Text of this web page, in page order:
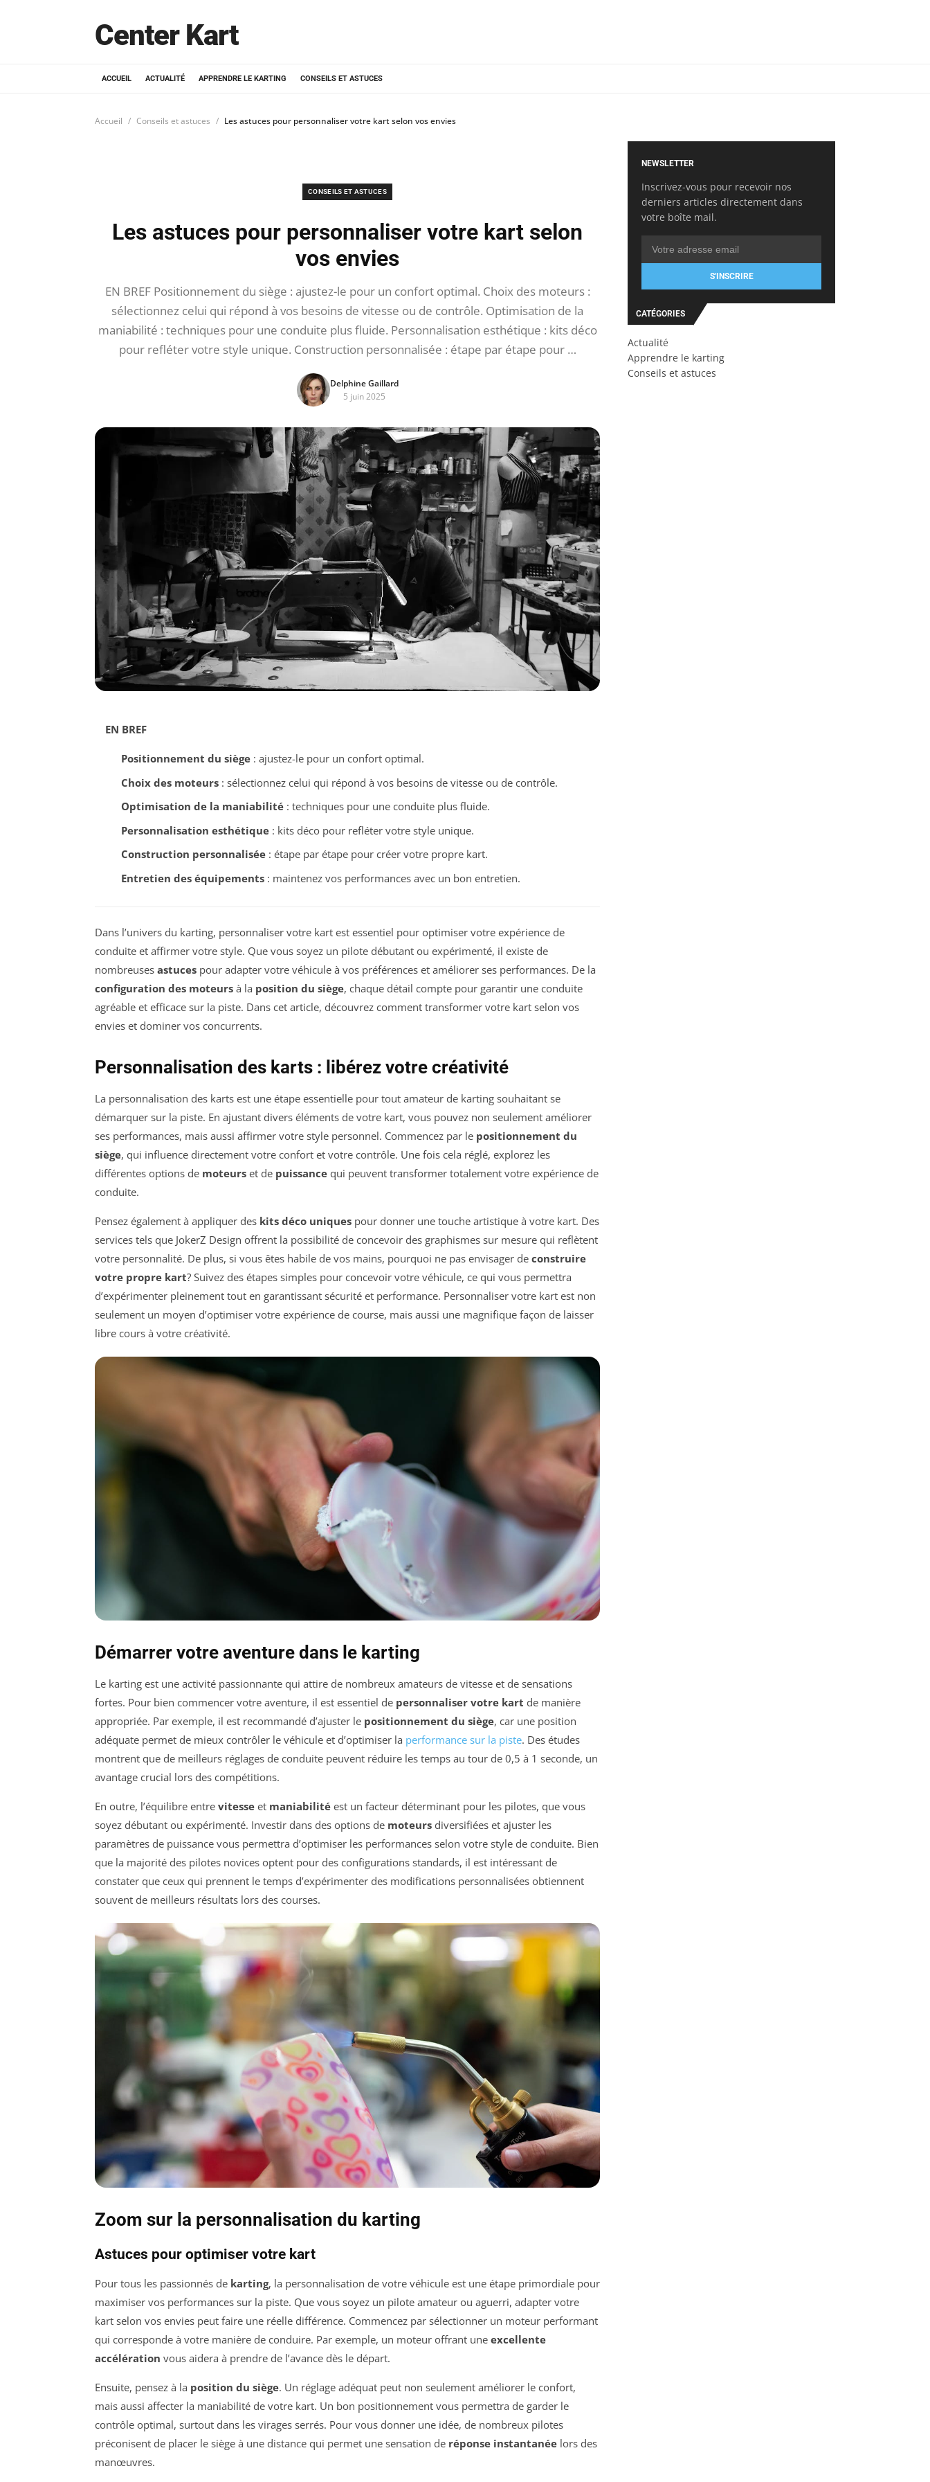
Center Kart
ACCUEIL ACTUALITÉ APPRENDRE LE KARTING CONSEILS ET ASTUCES
Accueil Conseils et astuces Les astuces pour personnaliser votre kart selon vos envies
CONSEILS ET ASTUCES
Les astuces pour personnaliser votre kart selon
vos envies
EN BREF Positionnement du siège : ajustez-le pour un confort optimal. Choix des moteurs :
sélectionnez celui qui répond à vos besoins de vitesse ou de contrôle. Optimisation de la
maniabilité : techniques pour une conduite plus fluide. Personnalisation esthétique : kits déco
pour refléter votre style unique. Construction personnalisée : étape par étape pour …
Delphine Gaillard
5 juin 2025
EN BREF
Positionnement du siège: ajustez-le pour un confort optimal.
Choix des moteurs: sélectionnez celui qui répond à vos besoins de vitesse ou de contrôle.
Optimisation de la maniabilité: techniques pour une conduite plus fluide.
Personnalisation esthétique: kits déco pour refléter votre style unique.
Construction personnalisée: étape par étape pour créer votre propre kart.
Entretien des équipements: maintenez vos performances avec un bon entretien.
Dans l’univers du karting, personnaliser votre kart est essentiel pour optimiser votre expérience de
conduite et affirmer votre style. Que vous soyez un pilote débutant ou expérimenté, il existe de
nombreuses astuces pour adapter votre véhicule à vos préférences et améliorer ses performances. De la
configuration des moteurs à la position du siège, chaque détail compte pour garantir une conduite
agréable et efficace sur la piste. Dans cet article, découvrez comment transformer votre kart selon vos
envies et dominer vos concurrents.
Personnalisation des karts : libérez votre créativité
La personnalisation des karts est une étape essentielle pour tout amateur de karting souhaitant se
démarquer sur la piste. En ajustant divers éléments de votre kart, vous pouvez non seulement améliorer
ses performances, mais aussi affirmer votre style personnel. Commencez par le positionnement du
siège, qui influence directement votre confort et votre contrôle. Une fois cela réglé, explorez les
différentes options de moteurs et de puissance qui peuvent transformer totalement votre expérience de
conduite.
Pensez également à appliquer des kits déco uniques pour donner une touche artistique à votre kart. Des
services tels que JokerZ Design offrent la possibilité de concevoir des graphismes sur mesure qui reflètent
votre personnalité. De plus, si vous êtes habile de vos mains, pourquoi ne pas envisager de construire
votre propre kart? Suivez des étapes simples pour concevoir votre véhicule, ce qui vous permettra
d’expérimenter pleinement tout en garantissant sécurité et performance. Personnaliser votre kart est non
seulement un moyen d’optimiser votre expérience de course, mais aussi une magnifique façon de laisser
libre cours à votre créativité.
Démarrer votre aventure dans le karting
Le karting est une activité passionnante qui attire de nombreux amateurs de vitesse et de sensations
fortes. Pour bien commencer votre aventure, il est essentiel de personnaliser votre kart de manière
appropriée. Par exemple, il est recommandé d’ajuster le positionnement du siège, car une position
adéquate permet de mieux contrôler le véhicule et d’optimiser la performance sur la piste. Des études
montrent que de meilleurs réglages de conduite peuvent réduire les temps au tour de 0,5 à 1 seconde, un
avantage crucial lors des compétitions.
En outre, l’équilibre entre vitesse et maniabilité est un facteur déterminant pour les pilotes, que vous
soyez débutant ou expérimenté. Investir dans des options de moteurs diversifiées et ajuster les
paramètres de puissance vous permettra d’optimiser les performances selon votre style de conduite. Bien
que la majorité des pilotes novices optent pour des configurations standards, il est intéressant de
constater que ceux qui prennent le temps d’expérimenter des modifications personnalisées obtiennent
souvent de meilleurs résultats lors des courses.
Zoom sur la personnalisation du karting
Astuces pour optimiser votre kart
Pour tous les passionnés de karting, la personnalisation de votre véhicule est une étape primordiale pour
maximiser vos performances sur la piste. Que vous soyez un pilote amateur ou aguerri, adapter votre
kart selon vos envies peut faire une réelle différence. Commencez par sélectionner un moteur performant
qui corresponde à votre manière de conduire. Par exemple, un moteur offrant une excellente
accélération vous aidera à prendre de l’avance dès le départ.
Ensuite, pensez à la position du siège. Un réglage adéquat peut non seulement améliorer le confort,
mais aussi affecter la maniabilité de votre kart. Un bon positionnement vous permettra de garder le
contrôle optimal, surtout dans les virages serrés. Pour vous donner une idée, de nombreux pilotes
préconisent de placer le siège à une distance qui permet une sensation de réponse instantanée lors des
manœuvres.
NEWSLETTER
Inscrivez-vous pour recevoir nos
derniers articles directement dans
votre boîte mail.
S'INSCRIRE
CATÉGORIES
Actualité
Apprendre le karting
Conseils et astuces